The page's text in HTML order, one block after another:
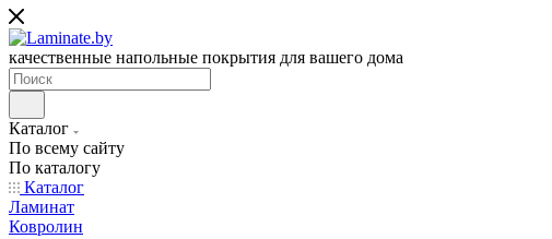
качественные напольные покрытия для вашего дома
Каталог
По всему сайту
По каталогу
Каталог
Ламинат
Ковролин